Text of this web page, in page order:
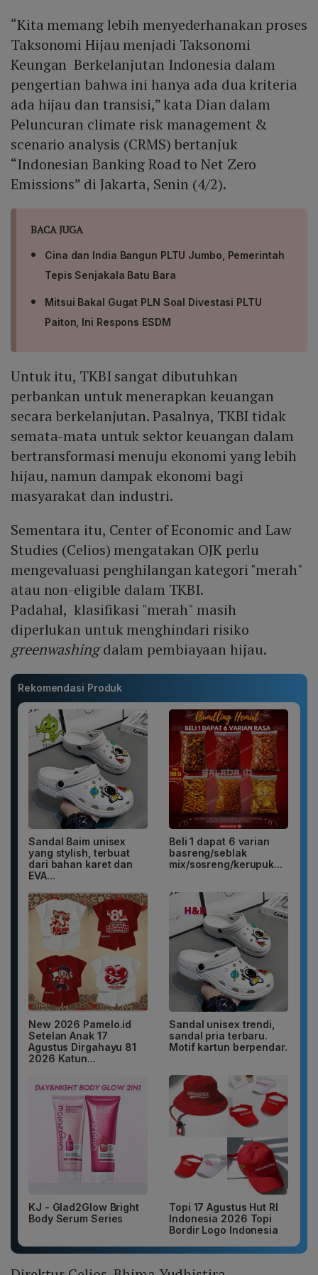
“Kita memang lebih menyederhanakan proses
Taksonomi Hijau menjadi Taksonomi
Keungan Berkelanjutan Indonesia dalam
pengertian bahwa ini hanya ada dua kriteria
ada hijau dan transisi,” kata Dian dalam
Peluncuran climate risk management &
scenario analysis (CRMS) bertanjuk
“Indonesian Banking Road to Net Zero
Emissions” di Jakarta, Senin (4/2).
BACA JUGA
Cina dan India Bangun PLTU Jumbo, Pemerintah
Tepis Senjakala Batu Bara
Mitsui Bakal Gugat PLN Soal Divestasi PLTU
Paiton, Ini Respons ESDM
Untuk itu, TKBI sangat dibutuhkan
perbankan untuk menerapkan keuangan
secara berkelanjutan. Pasalnya, TKBI tidak
semata-mata untuk sektor keuangan dalam
bertransformasi menuju ekonomi yang lebih
hijau, namun dampak ekonomi bagi
masyarakat dan industri.
Sementara itu, Center of Economic and Law
Studies (Celios) mengatakan OJK perlu
mengevaluasi penghilangan kategori "merah"
atau non-eligible dalam TKBI.
Padahal, klasifikasi "merah" masih
diperlukan untuk menghindari risiko
greenwashingdalam pembiayaan hijau.
Rekomendasi Produk
Sandal Baim unisex
yang stylish, terbuat
dari bahan karet dan
EVA...
Beli 1 dapat 6 varian
basreng/seblak
mix/sosreng/kerupuk...
New 2026 Pamelo.id
Setelan Anak 17
Agustus Dirgahayu 81
2026 Katun...
Sandal unisex trendi,
sandal pria terbaru.
Motif kartun berpendar.
KJ - Glad2Glow Bright
Body Serum Series
Topi 17 Agustus Hut RI
Indonesia 2026 Topi
Bordir Logo Indonesia